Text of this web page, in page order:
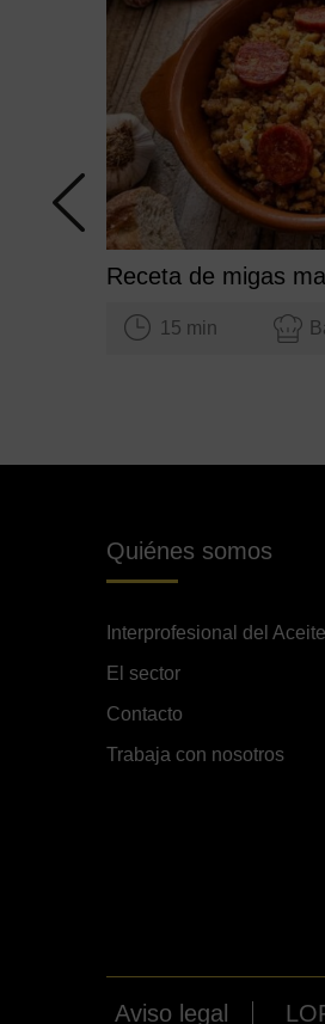
15 min
Quiénes somos
Interprofesional del
El sector
Contacto
Trabaja con nosotros
Aviso legal